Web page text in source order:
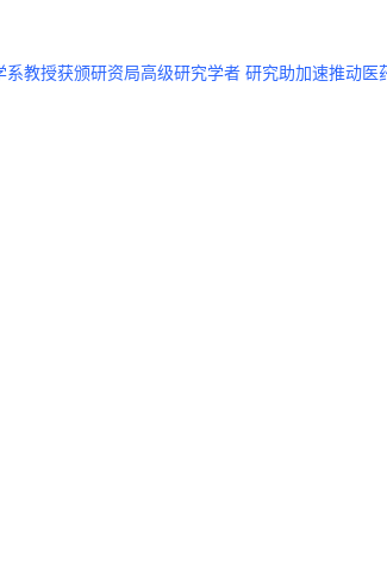
系教授获颁研资局高级研究学者 研究助加速推动医